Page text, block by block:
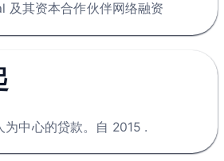
及其资本合作伙伴网络融资
为中心的贷款。自 2015 .